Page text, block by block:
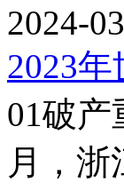
2024-
2023
01破产
月，